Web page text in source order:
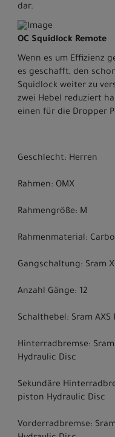
dar.
OC Squidlock Remote
Wenn es um Effizienz
es geschafft, den
Squidlock weiter zu
zwei Hebel reduziert
einen für die Dropper
Geschlecht: Herren
Rahmen: OMX
Rahmengröße: M
Rahmenmaterial:
Gangschaltung: Sram
Anzahl Gänge: 12
Schalthebel: Sram AXS
Hinterradbremse:
Hydraulic Disc
Sekundäre
piston Hydraulic Disc
Vorderradbremse: